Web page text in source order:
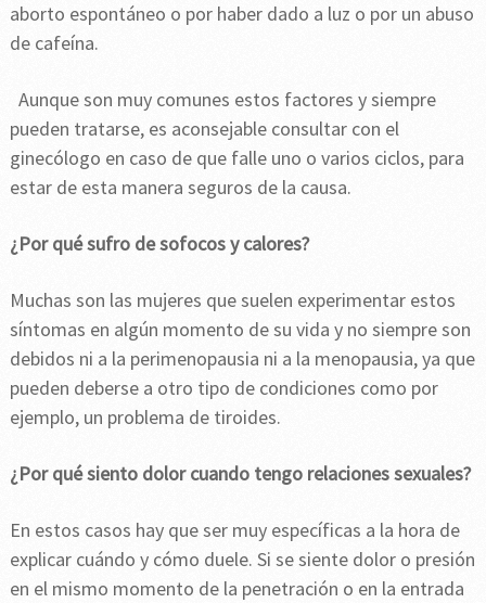
aborto espontáneo o por haber dado a luz o por un abuso
de cafeína.
Aunque son muy comunes estos factores y siempre
pueden tratarse, es aconsejable consultar con el
ginecólogo en caso de que falle uno o varios ciclos, para
estar de esta manera seguros de la causa.
¿Por qué sufro de sofocos y calores?
Muchas son las mujeres que suelen experimentar estos
síntomas en algún momento de su vida y no siempre son
debidos ni a la perimenopausia ni a la menopausia, ya que
pueden deberse a otro tipo de condiciones como por
ejemplo, un problema de tiroides.
¿Por qué siento dolor cuando tengo relaciones sexuales?
En estos casos hay que ser muy específicas a la hora de
explicar cuándo y cómo duele. Si se siente dolor o presión
en el mismo momento de la penetración o en la entrada